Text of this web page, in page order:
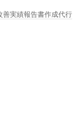
善実績報告書作成代行